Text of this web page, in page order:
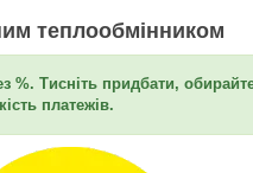
теплообмінником
%. Тисніть придбати,
платежів.